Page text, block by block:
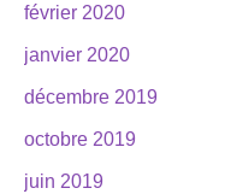
février 2020
janvier 2020
décembre 2019
octobre 2019
juin 2019